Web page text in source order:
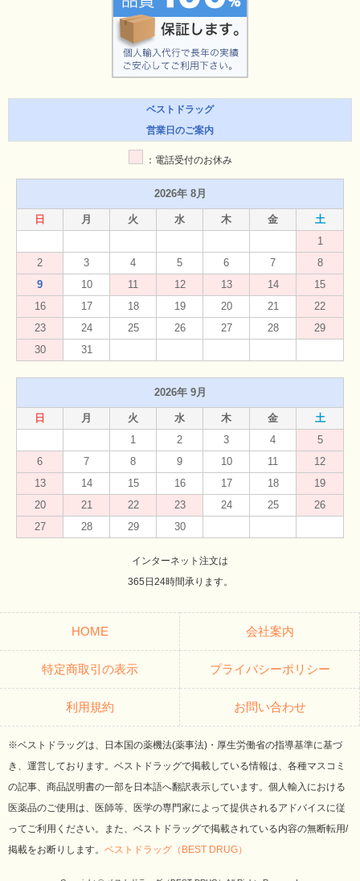
ベストドラッグ
営業日のご案内
：電話受付のお休み
2026年 8月
日 月 火 水 木 金
土
1
2
3 4 5 6 7
8
9
10 11 12 13 14
15
16
17 18 19 20 21
22
23
24 25 26 27 28
29
30
31
2026年 9月
日 月 火 水 木 金
土
1
2 3 4
5
6
7 8 9 10 11
12
13
14 15 16 17 18
19
20
21 22 23 24 25
26
27
28 29 30
インターネット注文は
365日24時間承ります。
HOME 会社案内
特定商取引の表示 プライバシーポリシー
利用規約 お問い合わせ
※ベストドラッグは、日本国の薬機法(薬事法)・厚生労働省の指導基準に基づ
き、運営しております。ベストドラッグで掲載している情報は、各種マスコミ
の記事、商品説明書の一部を日本語へ翻訳表示しています。個人輸入における
医薬品のご使用は、医師等、医学の専門家によって提供されるアドバイスに従
ってご利用ください。また、ベストドラッグで掲載されている内容の無断転用/
掲載をお断りします。 ベストドラッグ（BEST DRUG）